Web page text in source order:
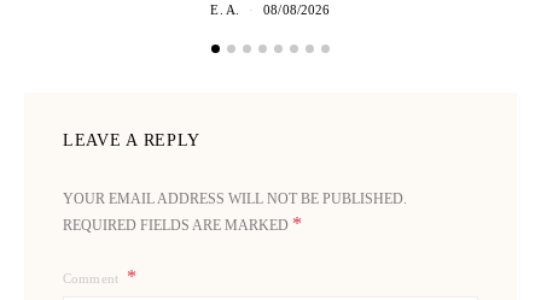
E. A. 08/08/2026
LEAVE A REPLY
YOUR EMAIL ADDRESS WILL NOT BE PUBLISHED.
REQUIRED FIELDS ARE MARKED *
Comment